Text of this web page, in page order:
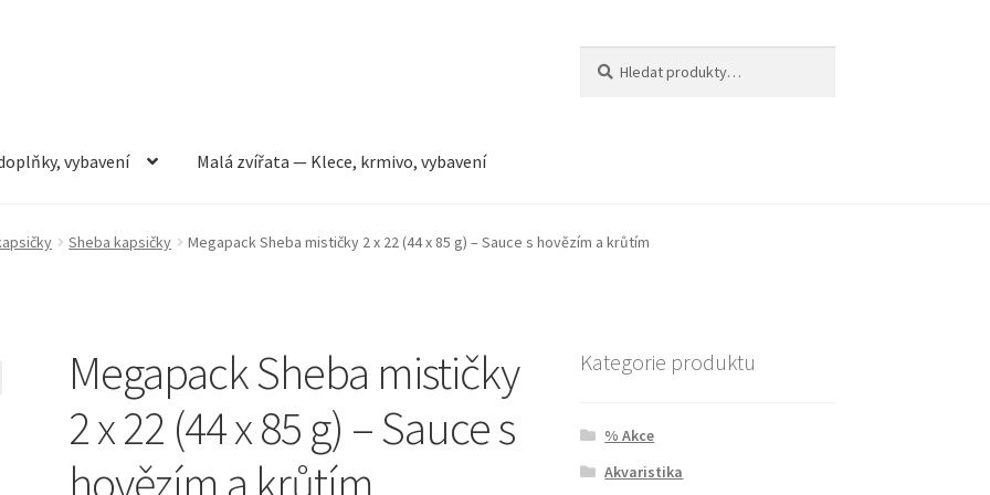
vybavení Malá zvířata — Klece, krmivo, vybavení
vybavení Můj účet Obchod Pokladna Vše pro kočky
Sheba kapsičky Megapack Sheba mističky 2 x 22 (44 x 85 g) – Sauce s hovězím a krůtím
Megapack Sheba mističky
2 x 22 (44 x 85 g) – Sauce s
hovězím a krůtím
Kategorie produktu
% Akce
Akvaristika